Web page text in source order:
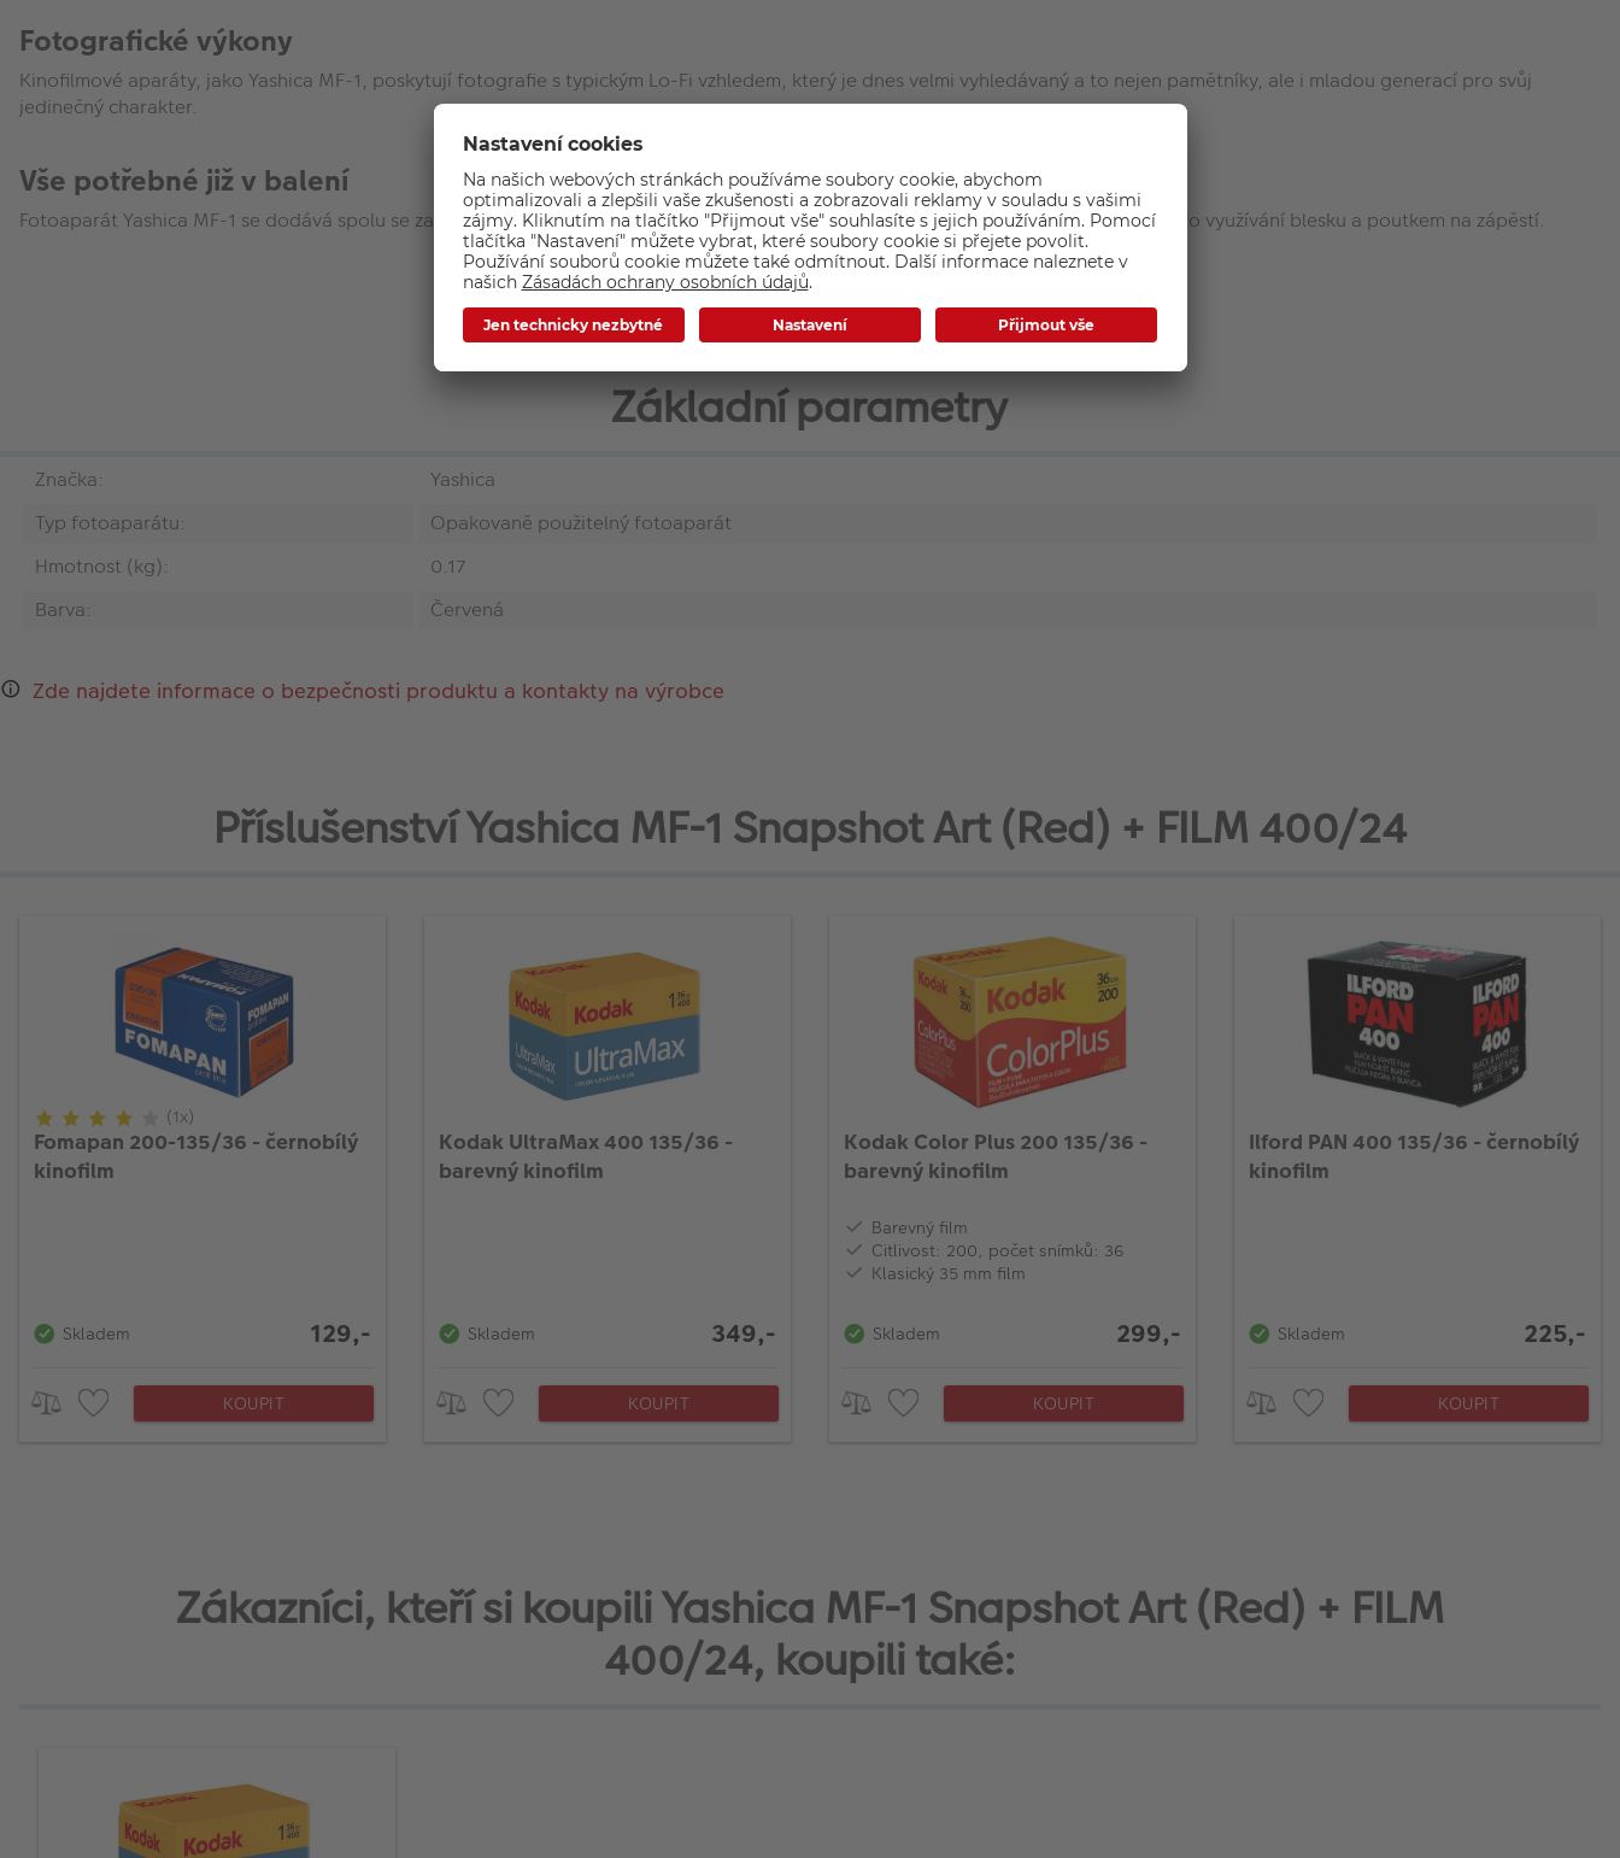
Fotografické výkony
Kinofilmové aparáty, jako Yashica MF-1, poskytují fotografie s typickým Lo-Fi vzhledem, který je dnes velmi vyhledávaný a to nejen pamětníky, ale i mladou generací pro svůj
jedinečný charakter.
Vše potřebné již v balení
Fotoaparát Yashica MF-1 se dodává spolu se založeným kinofilmem Yashica Color 400 ISO / 24 snímků, tužkovou alkalickou baterií pro využívání blesku a poutkem na zápěstí.
Základní parametry
Značka:
Yashica
Typ fotoaparátu:
Opakovaně použitelný fotoaparát
Hmotnost (kg):
0.17
Barva:
Červená
Zde najdete informace o bezpečnosti produktu a kontakty na výrobce
Příslušenství Yashica MF-1 Snapshot Art (Red) + FILM 400/24
(1x)
Fomapan 200-135/36 - černobílý
kinofilm
Skladem 129,-
KOUPIT
Kodak UltraMax 400 135/36 -
barevný kinofilm
Skladem 349,-
KOUPIT
Kodak Color Plus 200 135/36 -
barevný kinofilm
Barevný film
Citlivost: 200, počet snímků: 36
Klasický 35 mm film
Skladem 299,-
KOUPIT
Ilford PAN 400 135/36 - černobílý
kinofilm
Skladem 225,-
KOUPIT
Zákazníci, kteří si koupili Yashica MF-1 Snapshot Art (Red) + FILM
400/24, koupili také: